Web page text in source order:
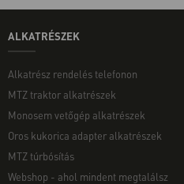
ALKATRÉSZEK
Alkatrész rendelés telefonon
MTZ traktor alkatrészek
Monosem vetőgép alkatrészek
Oros kukorica adapter alkatrészek
MTZ túrbósítás
Webshop - ahol mindent megtalálsz